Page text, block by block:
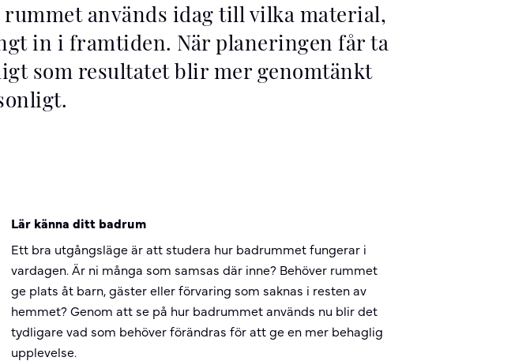
används idag till vilka material,
in i framtiden. När planeringen får ta
som resultatet blir mer genomtänkt
Lär känna ditt badrum
Ett bra utgångsläge är att studera hur badrummet fungerar i
vardagen. Är ni många som samsas där inne? Behöver rummet
ge plats åt barn, gäster eller förvaring som saknas i resten av
hemmet? Genom att se på hur badrummet används nu blir det
tydligare vad som behöver förändras för att ge en mer behaglig
upplevelse.